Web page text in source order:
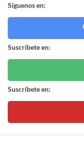
Síguenos en:
Suscríbete en:
Suscríbete en: